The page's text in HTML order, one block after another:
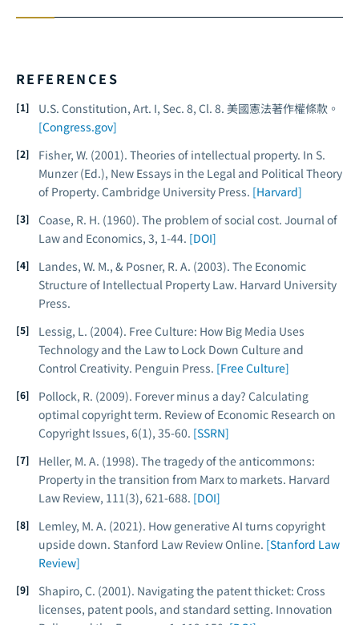
REFERENCES
U.S. Constitution, Art. I, Sec. 8, Cl. 8. 美國憲法著作權條款。
[Congress.gov]
Fisher, W. (2001). Theories of intellectual property. In S.
Munzer (Ed.), New Essays in the Legal and Political Theory
of Property. Cambridge University Press. [Harvard]
Coase, R. H. (1960). The problem of social cost. Journal of
Law and Economics, 3, 1-44. [DOI]
Landes, W. M., & Posner, R. A. (2003). The Economic
Structure of Intellectual Property Law. Harvard University
Press.
Lessig, L. (2004). Free Culture: How Big Media Uses
Technology and the Law to Lock Down Culture and
Control Creativity. Penguin Press. [Free Culture]
Pollock, R. (2009). Forever minus a day? Calculating
optimal copyright term. Review of Economic Research on
Copyright Issues, 6(1), 35-60. [SSRN]
Heller, M. A. (1998). The tragedy of the anticommons:
Property in the transition from Marx to markets. Harvard
Law Review, 111(3), 621-688. [DOI]
Lemley, M. A. (2021). How generative AI turns copyright
upside down. Stanford Law Review Online. [Stanford Law
Review]
Shapiro, C. (2001). Navigating the patent thicket: Cross
licenses, patent pools, and standard setting. Innovation